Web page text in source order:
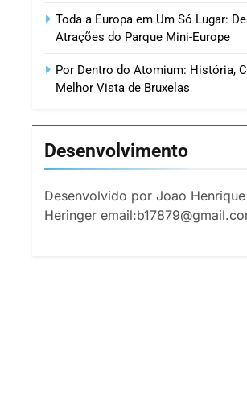
Toda a Europa em Um Só Lugar:
Atrações do Parque Mini-Europe
Por Dentro do Atomium: História,
Melhor Vista de Bruxelas
Desenvolvimento
Desenvolvido por Joao
Heringer